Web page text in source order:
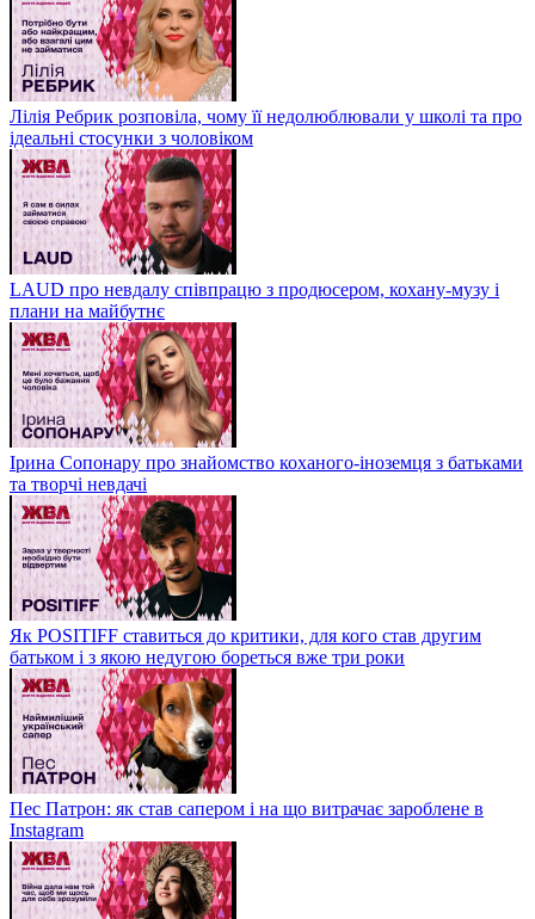
Лілія Ребрик розповіла, чому її недолюблювали у школі та про
ідеальні стосунки з чоловіком
LAUD про невдалу співпрацю з продюсером, кохану-музу і
плани на майбутнє
Ірина Сопонару про знайомство коханого-іноземця з батьками
та творчі невдачі
Як POSITIFF ставиться до критики, для кого став другим
батьком і з якою недугою бореться вже три роки
Пес Патрон: як став сапером і на що витрачає зароблене в
Instagram